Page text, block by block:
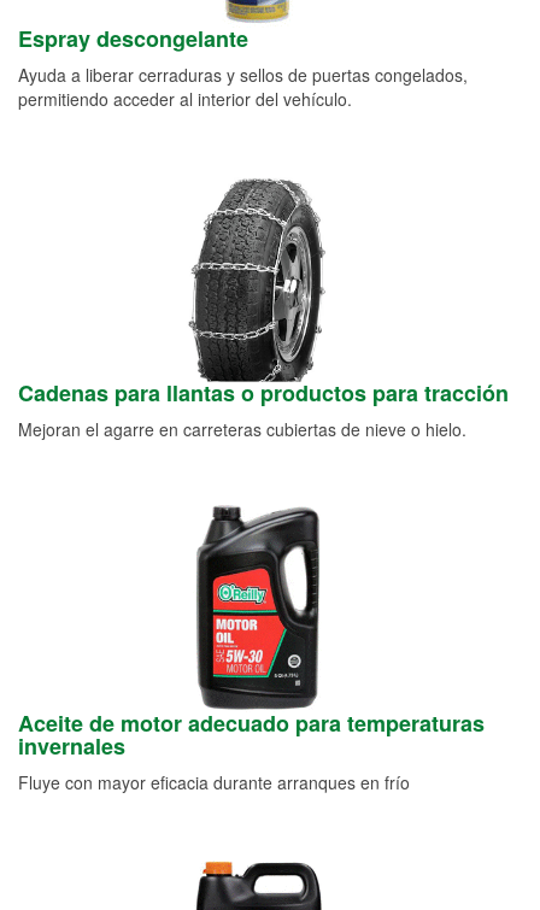
Espray descongelante
Ayuda a liberar cerraduras y sellos de puertas congelados,
permitiendo acceder al interior del vehículo.
Cadenas para llantas o productos para tracción
Mejoran el agarre en carreteras cubiertas de nieve o hielo.
Aceite de motor adecuado para temperaturas
invernales
Fluye con mayor eficacia durante arranques en frío